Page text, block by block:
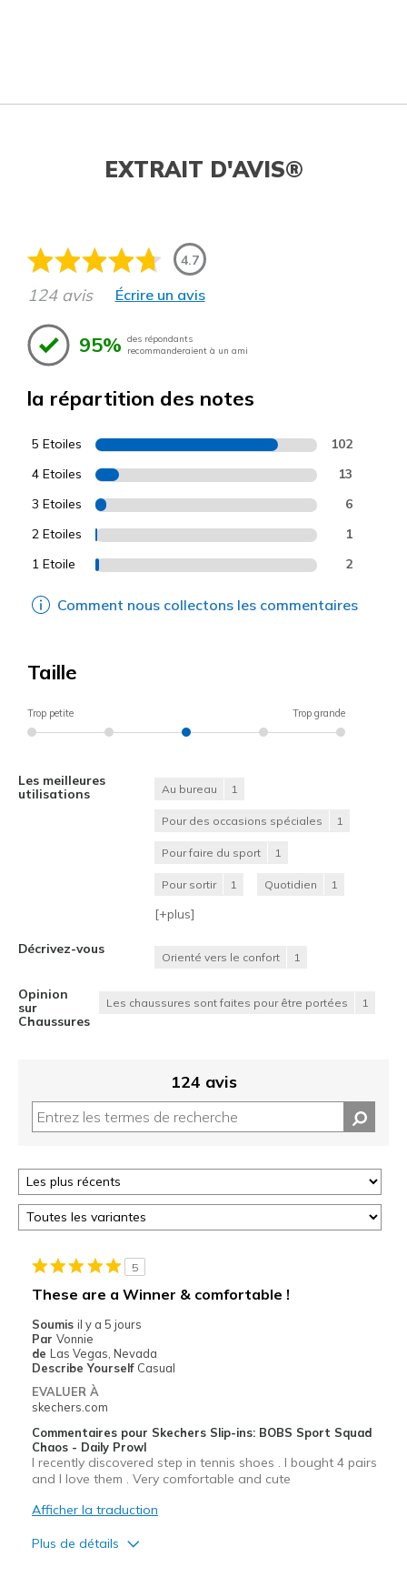
EXTRAIT D'AVIS®
4.7
124 avis Écrire un avis
95% des répondants
recommanderaient à un ami
la répartition des notes
5 Etoiles 102
4 Etoiles 13
3 Etoiles 6
2 Etoiles 1
1 Etoile 2
Comment nous collectons les commentaires
Taille
Trop petite Trop grande
Les meilleures
utilisations
Au bureau 1
Pour des occasions spéciales 1
Pour faire du sport 1
Pour sortir 1 Quotidien 1
[+plus]
Décrivez-vous
Orienté vers le confort 1
Opinion
sur
Chaussures
Les chaussures sont faites pour être portées 1
124 avis
5
These are a Winner & comfortable !
Soumis il y a 5 jours
Par Vonnie
de Las Vegas, Nevada
Describe Yourself Casual
EVALUER À
skechers.com
Commentaires pour Skechers Slip-ins: BOBS Sport Squad
Chaos - Daily Prowl
I recently discovered step in tennis shoes . I bought 4 pairs
and I love them . Very comfortable and cute
Afficher la traduction
Plus de détails